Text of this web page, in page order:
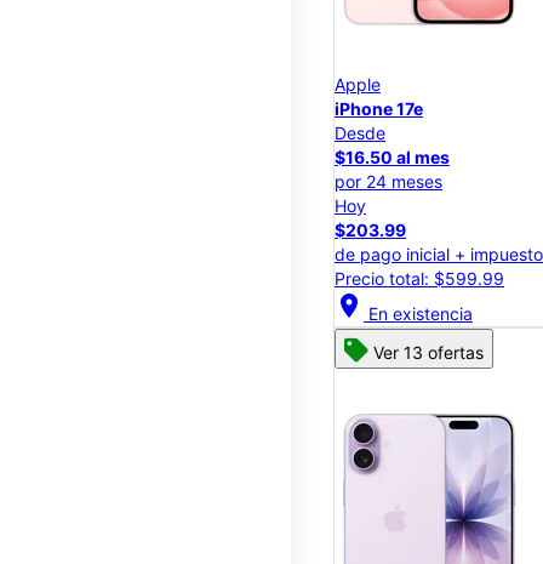
Apple
iPhone 17e
Desde
$16.50 al mes
por 24 meses
Hoy
$203.99
de pago inicial +
Precio total: $599.99
location_on En existencia
Ver 13 ofertas